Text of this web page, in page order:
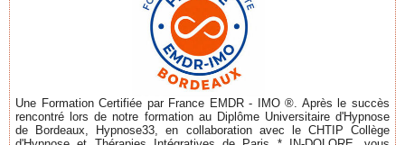
Une Formation Certifiée par France EMDR - IMO ®. Après le succès
rencontré lors de notre formation au Diplôme Universitaire d'Hypnose
de Bordeaux, Hypnose33, en collaboration avec le CHTIP Collège